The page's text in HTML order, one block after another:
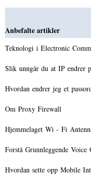
Anbefalte artikler
Teknologi i Electronic
Slik unngår du at IP endrer
Hvordan endrer jeg et
Om Proxy Firewall
Hjemmelaget Wi - Fi
Forstå Grunnleggende Voice
Hvordan sette opp Mobile